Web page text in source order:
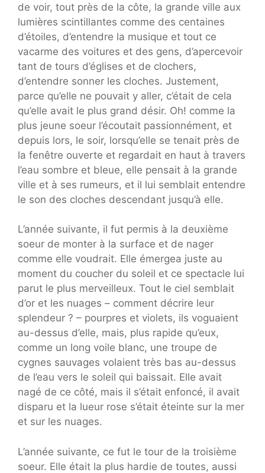
de voir, tout près de la côte, la grande ville aux
lumières scintillantes comme des centaines
d’étoiles, d’entendre la musique et tout ce
vacarme des voitures et des gens, d’apercevoir
tant de tours d’églises et de clochers,
d’entendre sonner les cloches. Justement,
parce qu’elle ne pouvait y aller, c’était de cela
qu’elle avait le plus grand désir. Oh! comme la
plus jeune soeur l’écoutait passionnément, et
depuis lors, le soir, lorsqu’elle se tenait près de
la fenêtre ouverte et regardait en haut à travers
l’eau sombre et bleue, elle pensait à la grande
ville et à ses rumeurs, et il lui semblait entendre
le son des cloches descendant jusqu’à elle.
L’année suivante, il fut permis à la deuxième
soeur de monter à la surface et de nager
comme elle voudrait. Elle émergea juste au
moment du coucher du soleil et ce spectacle lui
parut le plus merveilleux. Tout le ciel semblait
d’or et les nuages – comment décrire leur
splendeur ? – pourpres et violets, ils voguaient
au-dessus d’elle, mais, plus rapide qu’eux,
comme un long voile blanc, une troupe de
cygnes sauvages volaient très bas au-dessus
de l’eau vers le soleil qui baissait. Elle avait
nagé de ce côté, mais il s’était enfoncé, il avait
disparu et la lueur rose s’était éteinte sur la mer
et sur les nuages.
L’année suivante, ce fut le tour de la troisième
soeur. Elle était la plus hardie de toutes, aussi